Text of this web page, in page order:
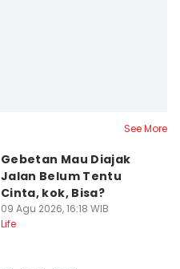
See More
Gebetan Mau Diajak
Jalan Belum Tentu
Cinta, kok, Bisa?
09 Agu 2026, 16:18 WIB
Life